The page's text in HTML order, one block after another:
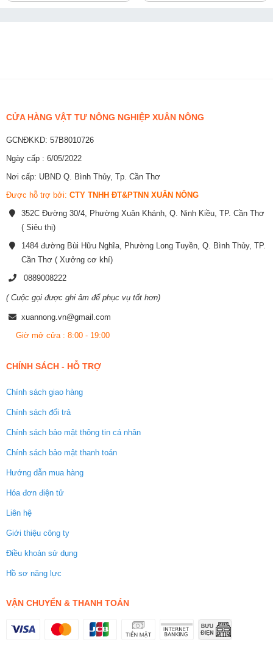
CỬA HÀNG VẬT TƯ NÔNG NGHIỆP XUÂN NÔNG
GCNĐKKD: 57B8010726
Ngày cấp : 6/05/2022
Nơi cấp: UBND Q. Bình Thủy, Tp. Cần Thơ
Được hỗ trợ bởi: CTY TNHH ĐT&PTNN XUÂN NÔNG
352C Đường 30/4, Phường Xuân Khánh, Q. Ninh Kiều, TP. Cần Thơ
( Siêu thị)
1484 đường Bùi Hữu Nghĩa, Phường Long Tuyền, Q. Bình Thủy, TP.
Cần Thơ ( Xưởng cơ khí)
0889008222
( Cuộc gọi được ghi âm để phục vụ tốt hơn)
xuannong.vn@gmail.com
Giờ mở cửa : 8:00 - 19:00
CHÍNH SÁCH - HỖ TRỢ
Chính sách giao hàng
Chính sách đổi trả
Chính sách bảo mật thông tin cá nhân
Chính sách bảo mật thanh toán
Hướng dẫn mua hàng
Hóa đơn điện tử
Liên hệ
Giới thiệu công ty
Điều khoản sử dụng
Hồ sơ năng lực
VẬN CHUYỂN & THANH TOÁN